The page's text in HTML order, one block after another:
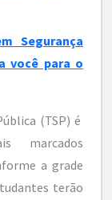
(TSP) é
marcados
a grade
terão